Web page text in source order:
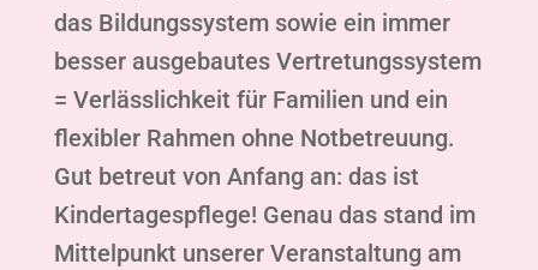
das Bildungssystem sowie ein immer
besser ausgebautes Vertretungssystem
= Verlässlichkeit für Familien und ein
flexibler Rahmen ohne Notbetreuung.
Gut betreut von Anfang an: das ist
Kindertagespflege! Genau das stand im
Mittelpunkt unserer Veranstaltung am